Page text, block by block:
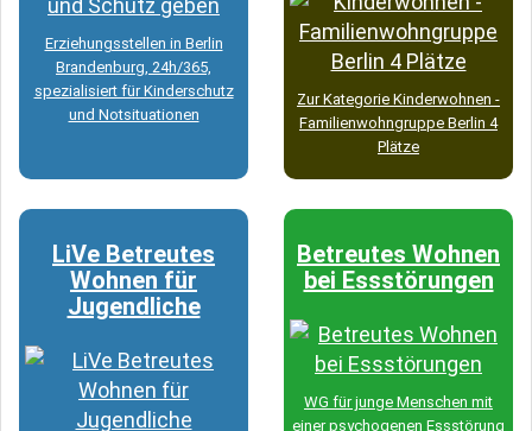
Erziehungsstellen in Berlin
Brandenburg, 24h/365,
spezialisiert für Kinderschutz
und Notsituationen
Zur Kategorie Kinderwohnen -
Familienwohngruppe Berlin 4
Plätze
LiVe Betreutes
Wohnen für
Jugendliche
Betreutes Wohnen
bei Essstörungen
WG für junge Menschen mit
einer psychogenen Essstörung